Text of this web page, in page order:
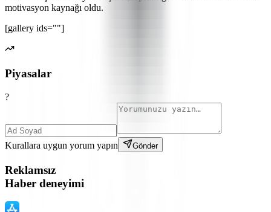
motivasyon kaynağı oldu.
[gallery ids=""]
Piyasalar
?
Kurallara uygun yorum yapın Gönder
Reklamsız
Haber deneyimi